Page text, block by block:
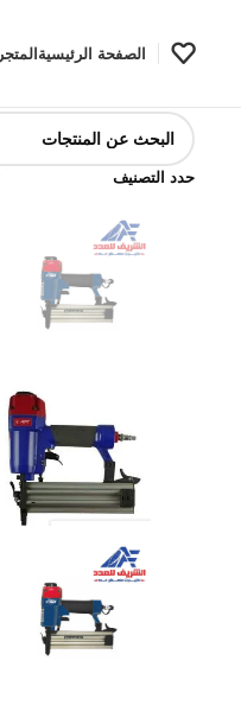
الصفحة الرئيسيةالمتجر
حدد التصنيف